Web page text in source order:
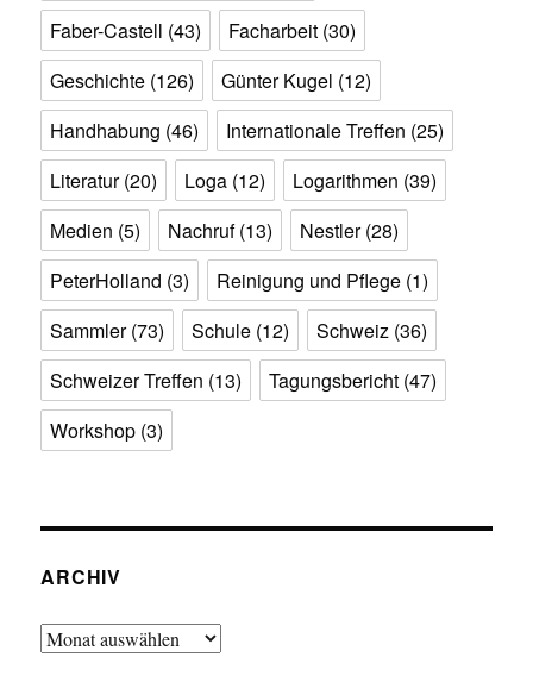
Faber-Castell (43) Facharbeit (30)
Geschichte (126) Günter Kugel (12)
Handhabung (46) Internationale Treffen (25)
Literatur(20) Loga (12) Logarithmen (39)
Medien (5) Nachruf(13) Nestler(28)
PeterHolland (3) Reinigung und Pflege (1)
Sammler(73) Schule (12) Schweiz (36)
Schweizer Treffen (13) Tagungsbericht (47)
Workshop (3)
ARCHIV
Archiv